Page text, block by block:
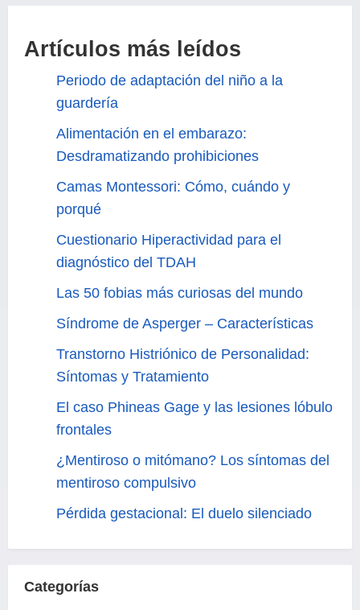
Artículos más leídos
Periodo de adaptación del niño a la
guardería
Alimentación en el embarazo:
Desdramatizando prohibiciones
Camas Montessori: Cómo, cuándo y
porqué
Cuestionario Hiperactividad para el
diagnóstico del TDAH
Las 50 fobias más curiosas del mundo
Síndrome de Asperger – Características
Transtorno Histriónico de Personalidad:
Síntomas y Tratamiento
El caso Phineas Gage y las lesiones lóbulo
frontales
¿Mentiroso o mitómano? Los síntomas del
mentiroso compulsivo
Pérdida gestacional: El duelo silenciado
Categorías